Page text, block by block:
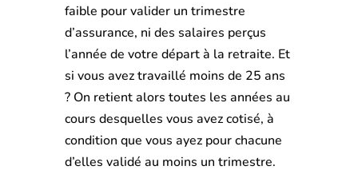
faible pour valider un trimestre
d’assurance, ni des salaires perçus
l’année de votre départ à la retraite. Et
si vous avez travaillé moins de 25 ans
? On retient alors toutes les années au
cours desquelles vous avez cotisé, à
condition que vous ayez pour chacune
d’elles validé au moins un trimestre.